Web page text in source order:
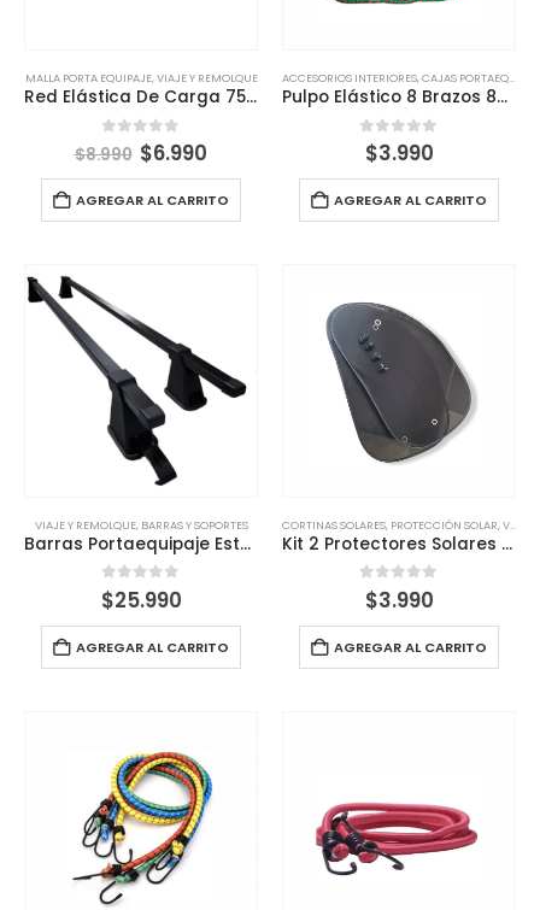
MALLA PORTA EQUIPAJE,VIAJE Y REMOLQUE
Red Elástica De Carga 75x75cm Para Portaequipaje Y Pickup
out of 5
$8.990 $6.990
AGREGAR AL CARRITO
ACCESORIOS INTERIORES,CAJAS PORTAEQUIPAJE
Pulpo Elástico 8 Brazos 8mm x 80cm BRM – Sujeción Segura y Resistente
0out of 5
$3.990
AGREGAR AL CARRITO
VIAJE Y REMOLQUE, BARRAS Y SOPORTES
Barras Portaequipaje Estándar Tipo S
0 out of 5
$25.990
AGREGAR AL CARRITO
CORTINAS SOLARES, PROTECCIÓN SOLAR,VIAJE Y REMOLQUE
Kit 2 Protectores Solares Para Auto Con Ventosas 66x38cm (Polisombra)
0out of 5
$3.990
AGREGAR AL CARRITO